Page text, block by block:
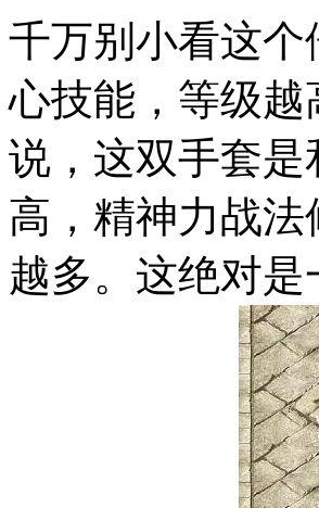
千万别小看这
心技能，等级
说，这双手套
高，精神力战
越多。这绝对